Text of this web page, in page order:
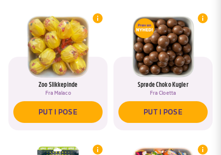
Zoo Slikkepinde
Fra Malaco
PUT I POSE
Sprøde Choko Kugler
FraCloetta
PUT I POSE